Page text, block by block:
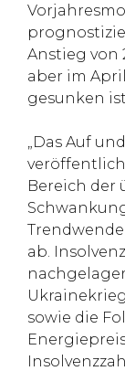
Anstieg von
aber im
gesunken
„Das Auf
Bereich der
ab.
sowie die